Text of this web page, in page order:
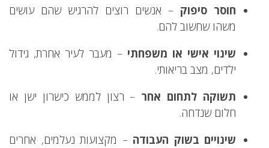
חוסר סיפוק – אנשים רוצים להרגיש שהם עושים
משהו שחשוב להם.
שינוי אישי או משפחתי – מעבר לעיר אחרת, גידול
ילדים, מצב בריאותי.
תשוקה לתחום אחר – רצון לממש כישרון ישן או
חלום שנדחה.
שינויים בשוק העבודה – מקצועות נעלמים, אחרים